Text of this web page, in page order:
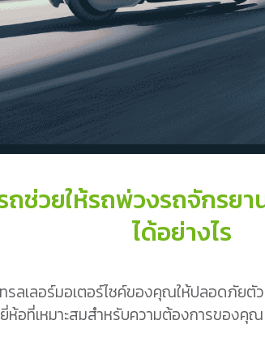
ถช่วยให้รถพ่วงรถจักร
ได้อย่างไร
รลเลอร์มอเตอร์ไซค์ของคุณให้ปลอดภัยตั
อที่เหมาะสมสำหรับความต้องการของคุ